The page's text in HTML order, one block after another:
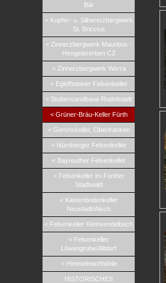
Bär
< Kupfer- u. Silbererzbergwerk
St. Briccius
< Zinnerzbergwerk Mauritius -
Hengstererben CZ
< Zinnerzbergwerk Werra
< Egloffsteiner Felsenkeller
< Stubensandbaue Rudolstadt
< Grüner-Bräu-Keller Fürth
< Gerchskeller, Oberfranken
< Nürnberger Felsenkeller
< Bayreuther Felsenkeller
< Felsenkeller im Fürther
Stadtwald
< Kastenbodenkeller
Neustadt/Aisch
< Felsenkeller Kleinsendelbach
< Felsenkeller
Löwengrube/Altdorf
< Himmelreichhöhle
HISTORISCHES